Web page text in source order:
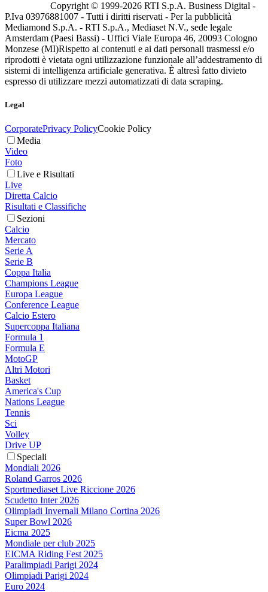
Copyright © 1999-2026 RTI S.p.A. Business Digital -
P.Iva 03976881007 - Tutti i diritti riservati - Per la pubblicità
Mediamond S.p.A. - RTI S.p.A., Mediaset N.V., sede legale
Amsterdam (Paesi Bassi) - Uffici Viale Europa 46, 20093 Cologno
Monzese (MI)Rispetto ai contenuti e ai dati personali trasmessi e/o
riprodotti è vietata ogni utilizzazione funzionale all’addestramento di
sistemi di intelligenza artificiale generativa. È altresì fatto divieto
espresso di utilizzare mezzi automatizzati di data scraping.
Legal
CorporatePrivacy PolicyCookie Policy
Media
Video
Foto
Live e Risultati
Live
Diretta Calcio
Risultati e Classifiche
Sezioni
Calcio
Mercato
Serie A
Serie B
Coppa Italia
Champions League
Europa League
Conference League
Calcio Estero
Supercoppa Italiana
Formula 1
Formula E
MotoGP
Altri Motori
Basket
America's Cup
Nations League
Tennis
Sci
Volley
Drive UP
Speciali
Mondiali 2026
Roland Garros 2026
Sportmediaset Live Riccione 2026
Scudetto Inter 2026
Olimpiadi Invernali Milano Cortina 2026
Super Bowl 2026
Eicma 2025
Mondiale per club 2025
EICMA Riding Fest 2025
Paralimpiadi Parigi 2024
Olimpiadi Parigi 2024
Euro 2024